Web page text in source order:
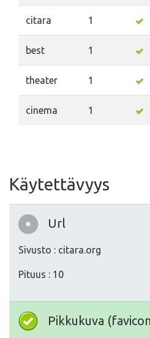
citara 1
best 1
theater 1
cinema 1
Käytettävyys
Url
Sivusto : citara.org
Pituus : 10
Pikkukuva